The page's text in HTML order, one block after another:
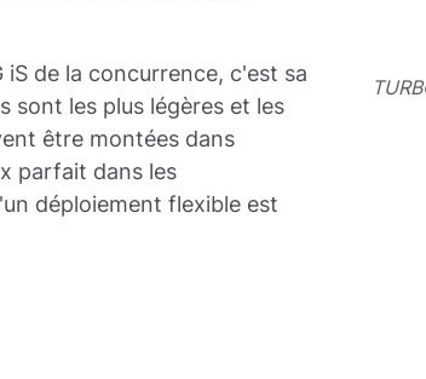
iS de la concurrence, c'est sa
sont les plus légères et les
être montées dans
parfait dans les
déploiement flexible est